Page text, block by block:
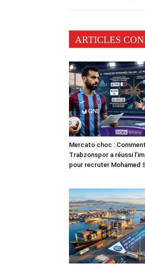
ARTICLES
Mercato choc : Comment
Trabzonspor a réussi
pour recruter Mohamed